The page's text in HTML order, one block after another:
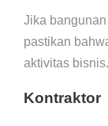
Jika
pastikan
aktivitas bisnis.
Kontraktor